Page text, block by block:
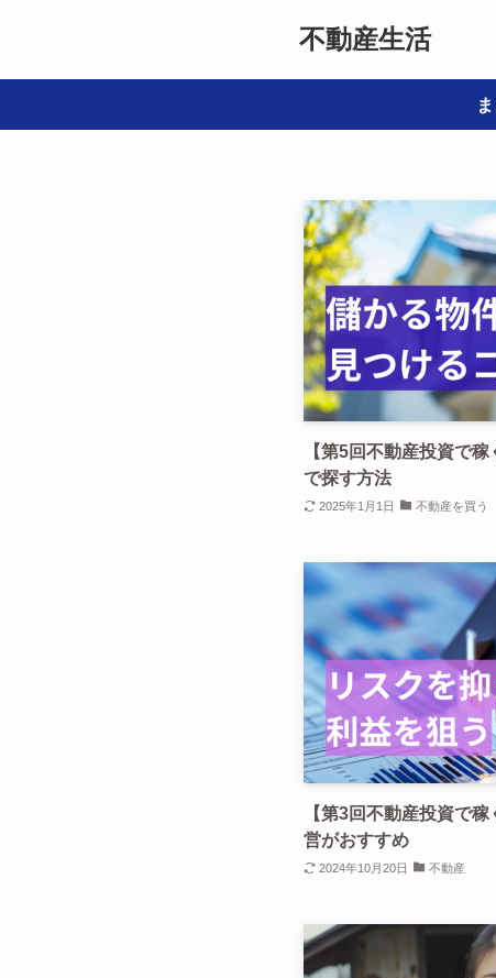
不動産生活
【第5回不動産投資で
で探す方法
2025年1月1日 不動産を買う
【第3回不動産投資で
営がおすすめ
2024年10月20日 不動産